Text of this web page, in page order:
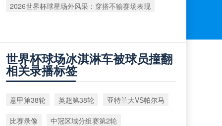
2026世界杯球星场外风采：穿搭不输赛场表现
世界杯球场冰淇淋车被球员撞翻
相关录播标签
意甲第38轮 英超第38轮 亚特兰大VS帕尔马
比赛录像 中冠区域分组赛第2轮